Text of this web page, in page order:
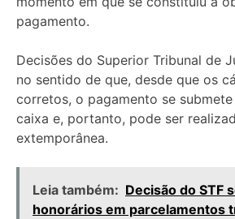
pagamento.
Decisões do Superior Tribunal de
no sentido de que, desde que os
corretos, o pagamento se
caixa e, portanto, pode ser
extemporânea.
Leia também: Decisão do STF
honorários em parcelamentos